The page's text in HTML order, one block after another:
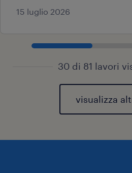
15 luglio 2026
30 di 81 lavori
visualizza